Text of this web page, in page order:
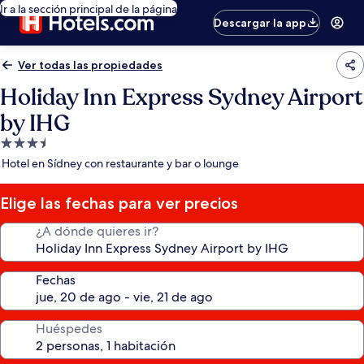
Ir a la sección principal de la página
Descargar la app
Ver todas las propiedades
Holiday Inn Express Sydney Airport
by IHG
Propiedad
de
estrellas
Hotel en Sídney con restaurante y bar o lounge
Elige las fechas para ver precios
¿A dónde quieres ir?
Fechas
Huéspedes